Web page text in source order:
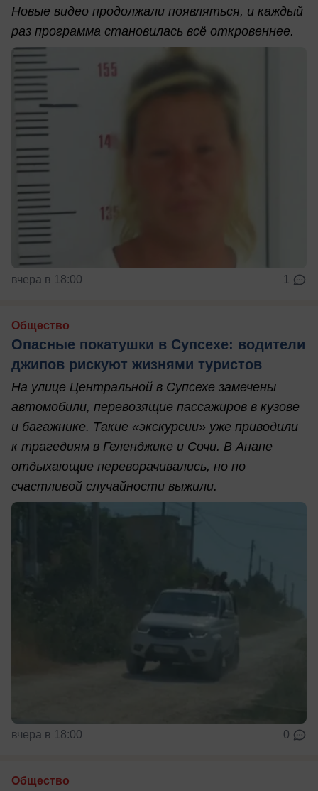
Новые видео продолжали появляться, и каждый
раз программа становилась всё откровеннее.
вчера в 18:00 1
Общество
Опасные покатушки в Супсехе: водители
джипов рискуют жизнями туристов
На улице Центральной в Супсехе замечены
автомобили, перевозящие пассажиров в кузове
и багажнике. Такие «экскурсии» уже приводили
к трагедиям в Геленджике и Сочи. В Анапе
отдыхающие переворачивались, но по
счастливой случайности выжили.
вчера в 18:00 0
Общество